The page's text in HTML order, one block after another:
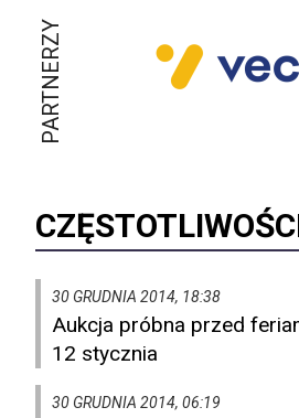
PARTNERZY
30 GRUDNIA 2014, 18:38
Aukcja próbna przed
12 stycznia
30 GRUDNIA 2014, 06:19